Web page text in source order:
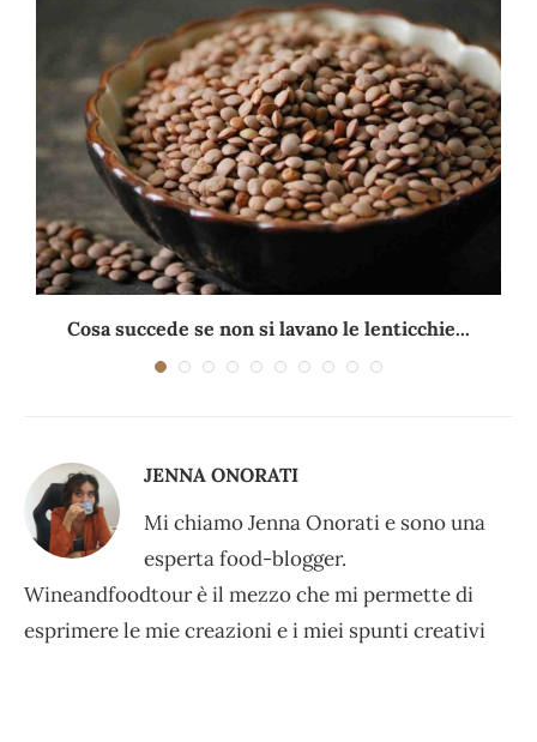
Cosa succede se non si lavano le lenticchie...
JENNA ONORATI
Mi chiamo Jenna Onorati e sono una
esperta food-blogger.
Wineandfoodtour è il mezzo che mi permette di
esprimere le mie creazioni e i miei spunti creativi